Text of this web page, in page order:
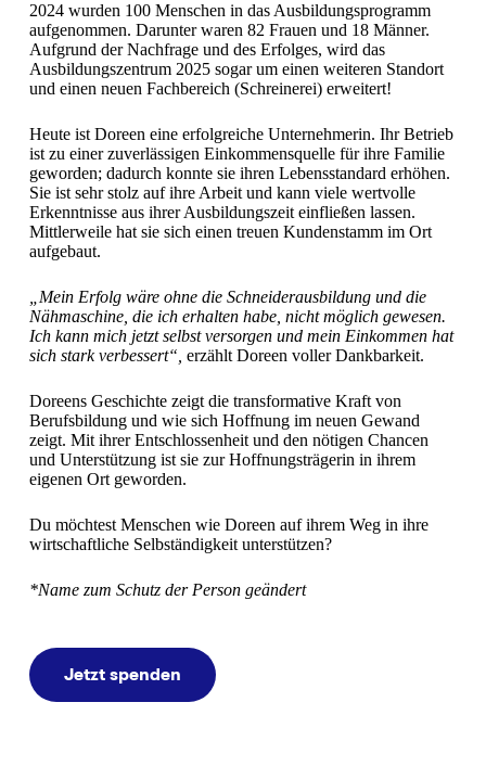
2024 wurden 100 Menschen in das Ausbildungsprogramm
aufgenommen. Darunter waren 82 Frauen und 18 Männer.
Aufgrund der Nachfrage und des Erfolges, wird das
Ausbildungszentrum 2025 sogar um einen weiteren Standort
und einen neuen Fachbereich (Schreinerei) erweitert!
Heute ist Doreen eine erfolgreiche Unternehmerin. Ihr Betrieb
ist zu einer zuverlässigen Einkommensquelle für ihre Familie
geworden; dadurch konnte sie ihren Lebensstandard erhöhen.
Sie ist sehr stolz auf ihre Arbeit und kann viele wertvolle
Erkenntnisse aus ihrer Ausbildungszeit einfließen lassen.
Mittlerweile hat sie sich einen treuen Kundenstamm im Ort
aufgebaut.
„Mein Erfolg wäre ohne die Schnei­der­aus­bil­dung und die
Näh­ma­schi­ne, die ich erhalten habe, nicht möglich gewesen.
Ich kann mich jetzt selbst versorgen und mein Einkommen hat
sich stark ver­bes­sert“, erzählt Doreen voller Dankbarkeit.
Doreens Geschichte zeigt die transformative Kraft von
Berufsbildung und wie sich Hoffnung im neuen Gewand
zeigt. Mit ihrer Entschlossenheit und den nötigen Chancen
und Unterstützung ist sie zur Hoffnungsträgerin in ihrem
eigenen Ort geworden.
Du möchtest Menschen wie Doreen auf ihrem Weg in ihre
wirt­schaft­li­che Selb­stän­dig­keit un­ter­stüt­zen?
*Name zum Schutz der Person geändert
Jetzt spenden